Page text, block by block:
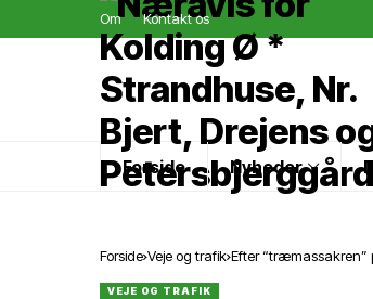
Om Kontakt os
Forside Nyheder
Forside Veje og trafik Efter “træmassakren”
VEJE OG TRAFIK